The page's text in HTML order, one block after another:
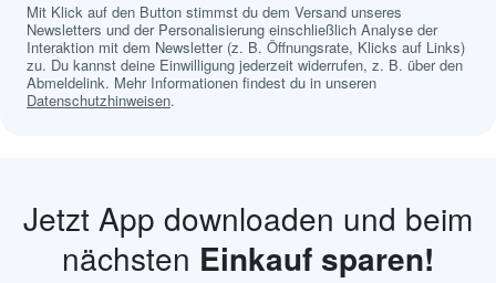
Mit Klick auf den Button stimmst du dem Versand unseres
Newsletters und der Personalisierung einschließlich Analyse der
Interaktion mit dem Newsletter (z. B. Öffnungsrate, Klicks auf Links)
zu. Du kannst deine Einwilligung jederzeit widerrufen, z. B. über den
Abmeldelink. Mehr Informationen findest du in unseren
Datenschutzhinweisen.
Jetzt App downloaden und beim
nächsten Einkauf sparen!